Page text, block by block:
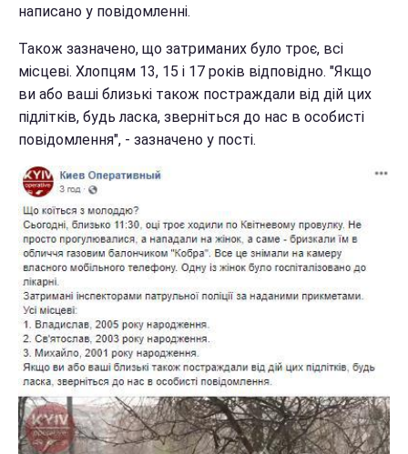
написано у повідомленні.
Також зазначено, що затриманих було троє, всі
місцеві. Хлопцям 13, 15 і 17 років відповідно. "Якщо
ви або ваші близькі також постраждали від дій цих
підлітків, будь ласка, зверніться до нас в особисті
повідомлення", - зазначено у пості.